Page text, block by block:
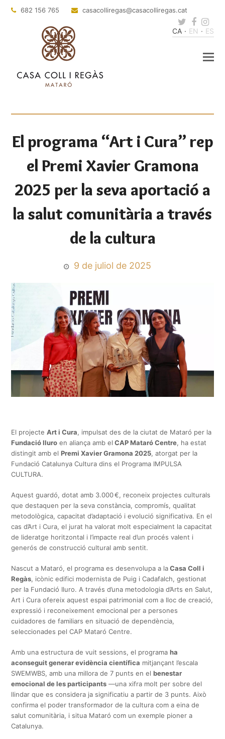
682 156 765 casacolliregas@casacolliregas.cat
Twitter
CA EN ES
El programa “Art i Cura” rep
el Premi Xavier Gramona
2025 per la seva aportació a
la salut comunitària a través
de la cultura
9 de juliol de 2025
El projecteArt i Cura, impulsat des de la ciutat de Mataró per la
Fundació Iluro en aliança amb el CAP Mataró Centre, ha estat
distingit amb elPremi Xavier Gramona 2025, atorgat per la
Fundació Catalunya Cultura dins el Programa IMPULSA
CULTURA.
Aquest guardó, dotat amb 3.000 €, reconeix projectes culturals
que destaquen per la seva constància, compromís, qualitat
metodològica, capacitat d’adaptació i evolució significativa. En el
cas d’Art i Cura, el jurat ha valorat molt especialment la capacitat
de lideratge horitzontal i l’impacte real d’un procés valent i
generós de construcció cultural amb sentit.
Nascut a Mataró, el programa es desenvolupa a laCasa Coll i
Regàs, icònic edifici modernista de Puig i Cadafalch, gestionat
per la Fundació Iluro. A través d’una metodologia d’Arts en Salut,
Art i Cura ofereix aquest espai patrimonial com a lloc de creació,
expressió i reconeixement emocional per a persones
cuidadores de familiars en situació de dependència,
seleccionades pel CAP Mataró Centre.
Amb una estructura de vuit sessions, el programaha
aconseguit generar evidència científica mitjançant l’escala
SWEMWBS, amb una millora de 7 punts en elbenestar
emocional de les participants —una xifra molt per sobre del
llindar que es considera ja significatiu a partir de 3 punts. Això
confirma el poder transformador de la cultura com a eina de
salut comunitària, i situa Mataró com un exemple pioner a
Catalunya.